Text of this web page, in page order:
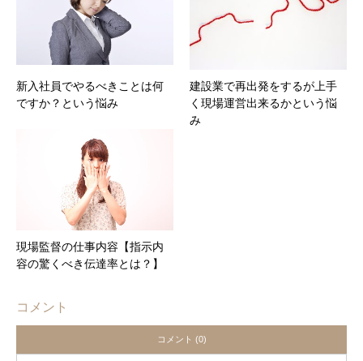
新入社員でやるべきことは何
ですか？という悩み
建設業で再出発をするが上手
く現場運営出来るかという悩
み
現場監督の仕事内容【指示内
容の驚くべき伝達率とは？】
コメント
コメント (0)